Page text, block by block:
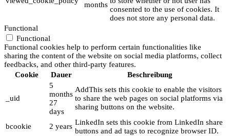
months
consented to the use of cookies. It
does not store any personal data.
Functional
Functional
Functional cookies help to perform certain functionalities like
sharing the content of the website on social media platforms, collect
feedbacks, and other third-party features.
Cookie
Dauer Beschreibung
_uid
5
months
27
days
AddThis sets this cookie to enable the visitors
to share the web pages on social platforms via
sharing buttons on the website.
bcookie 2 years LinkedIn sets this cookie from LinkedIn share
buttons and ad tags to recognize browser ID.